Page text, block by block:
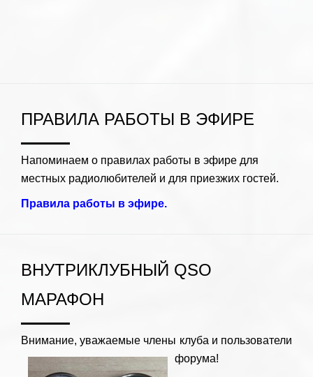
ПРАВИЛА РАБОТЫ В ЭФИРЕ
Напоминаем о правилах работы в эфире для
местных радиолюбителей и для приезжих гостей.
Правила работы в эфире.
ВНУТРИКЛУБНЫЙ QSO
МАРАФОН
Внимание, уважаемые члены клуба и пользователи
форума!